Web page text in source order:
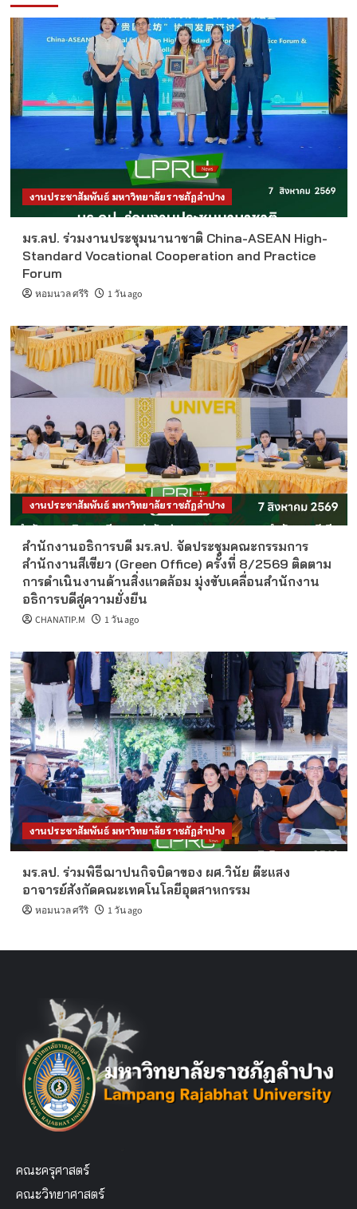
งานประชาสัมพันธ์ มหาวิทยาลัยราชภัฏลำปาง
มร.ลป. ร่วมงานประชุมนานาชาติ China-ASEAN High-
Standard Vocational Cooperation and Practice
Forum
หอมนวล ศรีริ 1 วัน ago
งานประชาสัมพันธ์ มหาวิทยาลัยราชภัฏลำปาง
สำนักงานอธิการบดี มร.ลป. จัดประชุมคณะกรรมการ
สำนักงานสีเขียว (Green Office) ครั้งที่ 8/2569 ติดตาม
การดำเนินงานด้านสิ่งแวดล้อม มุ่งขับเคลื่อนสำนักงาน
อธิการบดีสู่ความยั่งยืน
CHANATIP.M 1 วัน ago
งานประชาสัมพันธ์ มหาวิทยาลัยราชภัฏลำปาง
มร.ลป. ร่วมพิธีฌาปนกิจบิดาของ ผศ.วินัย ต๊ะแสง
อาจารย์สังกัดคณะเทคโนโลยีอุตสาหกรรม
หอมนวล ศรีริ 1 วัน ago
คณะครุศาสตร์
คณะวิทยาศาสตร์